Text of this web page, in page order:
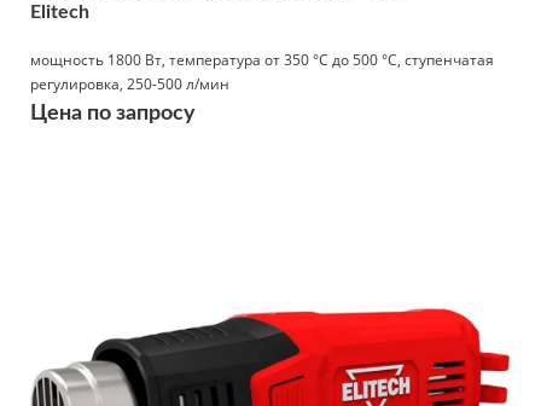
Elitech
мощность 1800 Вт, температура от 350 °С до 500 °С, ступенчатая
регулировка, 250-500 л/мин
Цена по запросу